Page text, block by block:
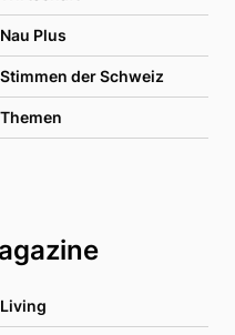
Nau Plus
Stimmen der Schweiz
Themen
Living